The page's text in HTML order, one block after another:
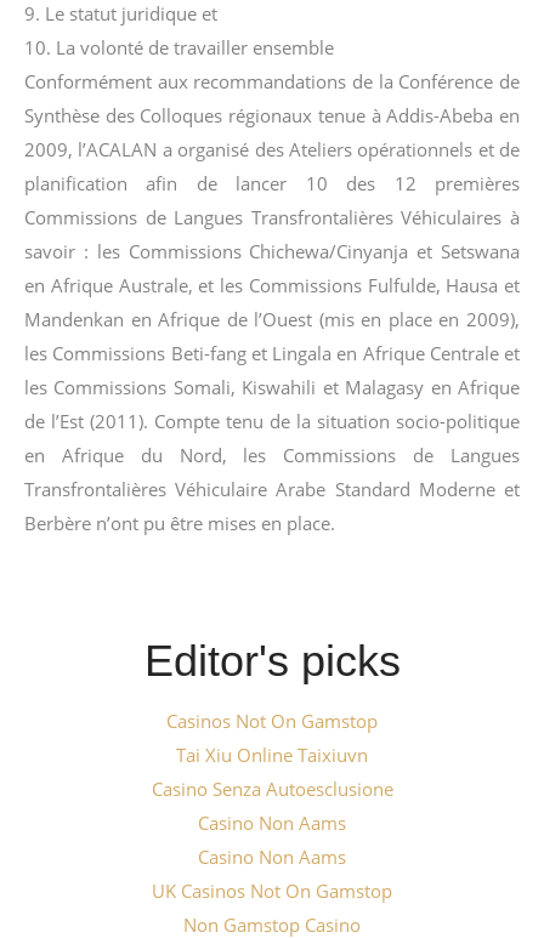
9. Le statut juridique et
10. La volonté de travailler ensemble
Conformément aux recommandations de la Conférence de
Synthèse des Colloques régionaux tenue à Addis-Abeba en
2009, l’ACALAN a organisé des Ateliers opérationnels et de
planification afin de lancer 10 des 12 premières
Commissions de Langues Transfrontalières Véhiculaires à
savoir : les Commissions Chichewa/Cinyanja et Setswana
en Afrique Australe, et les Commissions Fulfulde, Hausa et
Mandenkan en Afrique de l’Ouest (mis en place en 2009),
les Commissions Beti-fang et Lingala en Afrique Centrale et
les Commissions Somali, Kiswahili et Malagasy en Afrique
de l’Est (2011). Compte tenu de la situation socio-politique
en Afrique du Nord, les Commissions de Langues
Transfrontalières Véhiculaire Arabe Standard Moderne et
Berbère n’ont pu être mises en place.
Editor's picks
Casinos Not On Gamstop
Tai Xiu Online Taixiuvn
Casino Senza Autoesclusione
Casino Non Aams
Casino Non Aams
UK Casinos Not On Gamstop
Non Gamstop Casino